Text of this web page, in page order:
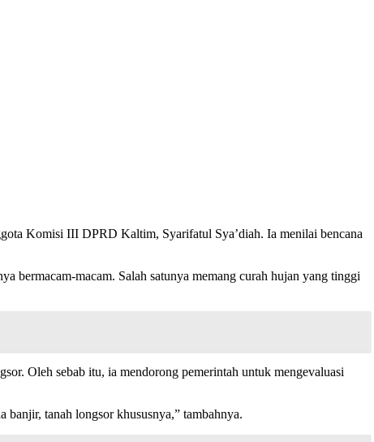
Komisi III DPRD Kaltim, Syarifatul Sya’diah. Ia menilai bencana
bermacam-macam. Salah satunya memang curah hujan yang tinggi
Oleh sebab itu, ia mendorong pemerintah untuk mengevaluasi
tanah longsor khususnya,” tambahnya.